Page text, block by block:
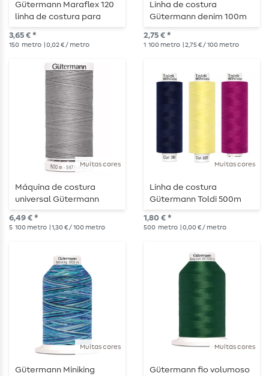
Gütermann Maraflex 120
linha de costura para
costuras elásticas - 150 m
3,65 € *
150 metro | 0,02 € / metro
Linha de costura
Gütermann denim 100m
2,75 € *
1 100 metro | 2,75 € / 100 metro
Muitas cores
Máquina de costura
universal Gütermann
500m
6,49 € *
5 100 metro | 1,30 € / 100 metro
Muitas cores
Linha de costura
Gütermann Toldi 500m
1,80 € *
500 metro | 0,00 € / metro
Muitas cores
Gütermann Miniking
Muitas cores
Gütermann fio volumoso